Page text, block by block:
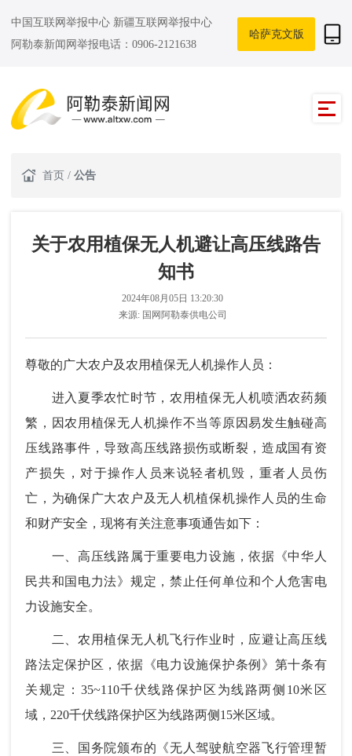
中国互联网举报中心 新疆互联网举报中心
阿勒泰新闻网举报电话：0906-2121638
哈萨克文版
首页 / 公告
关于农用植保无人机避让高压线路告
知书
2024年08月05日 13:20:30
来源: 国网阿勒泰供电公司
尊敬的广大农户及农用植保无人机操作人员：
进入夏季农忙时节，农用植保无人机喷洒农药频
繁，因农用植保无人机操作不当等原因易发生触碰高
压线路事件，导致高压线路损伤或断裂，造成国有资
产损失，对于操作人员来说轻者机毁，重者人员伤
亡，为确保广大农户及无人机植保机操作人员的生命
和财产安全，现将有关注意事项通告如下：
一、高压线路属于重要电力设施，依据《中华人
民共和国电力法》规定，禁止任何单位和个人危害电
力设施安全。
二、农用植保无人机飞行作业时，应避让高压线
路法定保护区，依据《电力设施保护条例》第十条有
关规定：35~110千伏线路保护区为线路两侧10米区
域，220千伏线路保护区为线路两侧15米区域。
三、国务院颁布的《无人驾驶航空器飞行管理暂